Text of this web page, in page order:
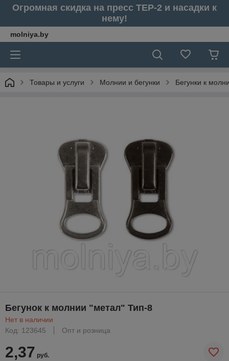
Огромная скидка на пресс ТЕР-2 и насадки к
нему!
molniya.by
Товары и услуги Молнии и бегунки Бегунки к
Бегунок к молнии "метал" Тип-8
Нет в наличии
Код: 123645
Опт и розница
2,37 руб.